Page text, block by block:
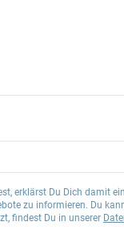
erklärst Du Dich damit
zu informieren. Du
findest Du in unserer